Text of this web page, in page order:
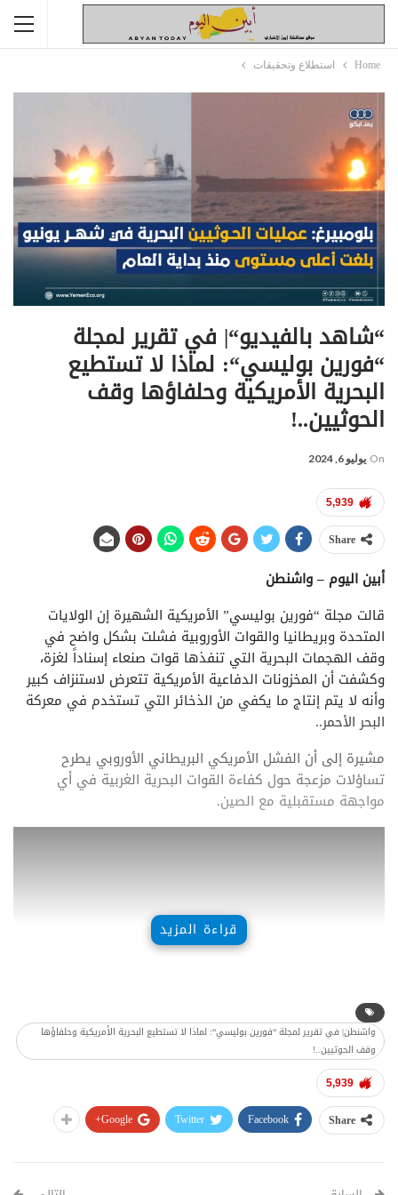
Home استطلاع وتحقيقات
“شاهد بالفيديو“| في تقرير لمجلة
“فورين بوليسي“: لماذا لا تستطيع
البحرية الأمريكية وحلفاؤها وقف
الحوثيين..!
On يوليو 6, 2024
5,939
Share
أبين اليوم – واشنطن
قالت مجلة “فورين بوليسي” الأمريكية الشهيرة إن الولايات
المتحدة وبريطانيا والقوات الأوروبية فشلت بشكل واضح في
وقف الهجمات البحرية التي تنفذها قوات صنعاء إسناداً لغزة،
وكشفت أن المخزونات الدفاعية الأمريكية تتعرض لاستنزاف كبير
وأنه لا يتم إنتاج ما يكفي من الذخائر التي تستخدم في معركة
البحر الأحمر..
مشيرة إلى أن الفشل الأمريكي البريطاني الأوروبي يطرح
تساؤلات مزعجة حول كفاءة القوات البحرية الغربية في أي
مواجهة مستقبلية مع الصين.
ونشرت المجلة مساء الإثنين تقريراً مطولاً رصده وترجمه موقع
قراءة المزيد
واشنطن| في تقرير لمجلة “فورين بوليسي“: لماذا لا تستطيع البحرية الأمريكية وحلفاؤها
وقف الحوثيين..!
5,939
Share
Facebook
Twitter
Google+